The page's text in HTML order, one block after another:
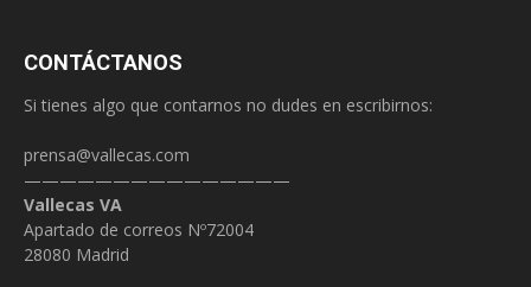
CONTÁCTANOS
Si tienes algo que contarnos no dudes en escribirnos:
prensa@vallecas.com
———————————————
Vallecas VA
Apartado de correos Nº72004
28080 Madrid